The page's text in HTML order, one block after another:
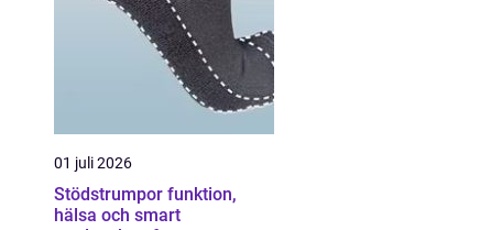
01 juli 2026
Stödstrumpor funktion,
hälsa och smart